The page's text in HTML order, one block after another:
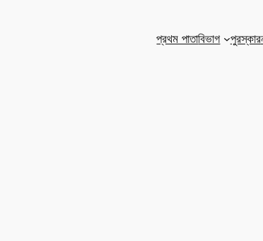
প্রথম পাতাবিভাগ পুরস্কার